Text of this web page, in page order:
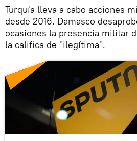
Turquía lleva a cabo acciones
desde 2016. Damasco
ocasiones la presencia militar
la califica de "ilegítima".